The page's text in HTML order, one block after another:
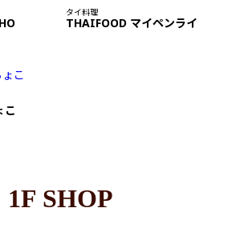
タイ料理
THAIFOOD マイペンライ
こ
1F SHOP